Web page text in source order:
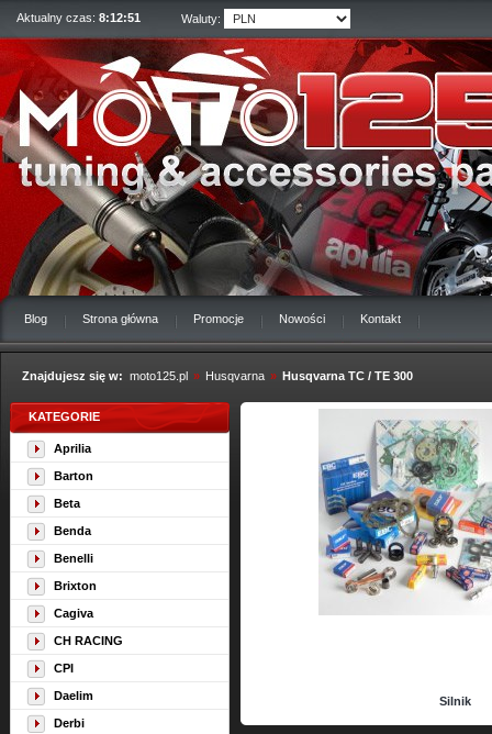
Aktualny czas: 8:12:52 Waluty:
Blog Strona główna Promocje Nowości Kontakt
Znajdujesz się w: moto125.pl » Husqvarna » Husqvarna TC / TE 300
KATEGORIE
Aprilia
Barton
Beta
Benda
Benelli
Brixton
Cagiva
CH RACING
CPI
Daelim
Derbi
Silnik